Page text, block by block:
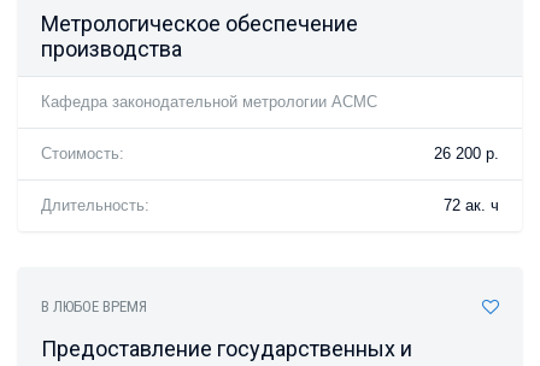
Метрологическое обеспечение
производства
Кафедра законодательной метрологии АСМС
Стоимость: 26 200 р.
Длительность: 72 ак. ч
В ЛЮБОЕ ВРЕМЯ
Предоставление государственных и